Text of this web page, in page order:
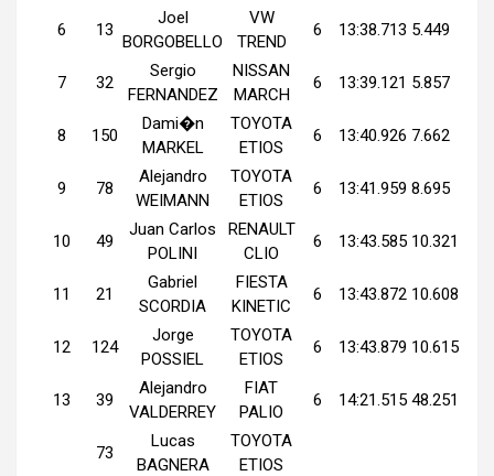
6 13
Joel
BORGOBELLO
VW
TREND
6 13:38.713 5.449
7 32
Sergio
FERNANDEZ
NISSAN
MARCH
6 13:39.121 5.857
8 150
Dami�n
MARKEL
TOYOTA
ETIOS
6 13:40.926 7.662
9 78
Alejandro
WEIMANN
TOYOTA
ETIOS
6 13:41.959 8.695
10 49
Juan Carlos
POLINI
RENAULT
CLIO
6 13:43.585 10.321
11 21
Gabriel
SCORDIA
FIESTA
KINETIC
6 13:43.872 10.608
12 124
Jorge
POSSIEL
TOYOTA
ETIOS
6 13:43.879 10.615
13 39
Alejandro
VALDERREY
FIAT
PALIO
6 14:21.515 48.251
73
Lucas
BAGNERA
TOYOTA
ETIOS